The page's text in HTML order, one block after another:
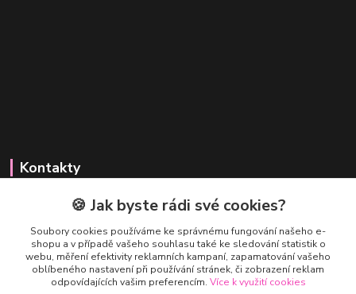
Kontakty
Honza Adámek
+420 775 231 066
🍪 Jak byste rádi své cookies?
Soubory cookies používáme ke správnému fungování našeho e-
shopu a v případě vašeho souhlasu také ke sledování statistik o
webu, měření efektivity reklamních kampaní, zapamatování vašeho
oblíbeného nastavení při používání stránek, či zobrazení reklam
odpovídajících vašim preferencím. Více k využití cookies